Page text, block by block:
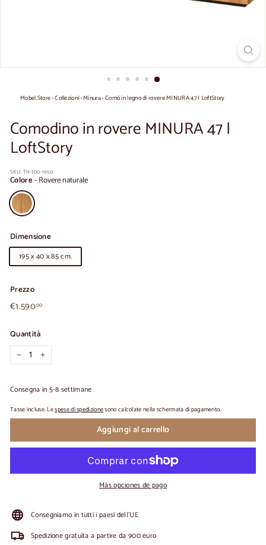
Mobel.Store›Collezioni›Minura›Comò in legno di rovere MINURA 47 | LoftStory
Comodino in rovere MINURA 47 |
LoftStory
SKU: TH-100-1950
Colore-Rovere naturale
Dimensione
195 x 40 x 85 cm.
Prezzo
Prezzo
normale
€1.59000€1.590,00
Quantità
+
Consegna in 5-8 settimane
Tasse incluse. Lespese di spedizionesono calcolate nella schermata di pagamento.
Aggiungi al carrello
Más opciones de pago
Consegniamo in tutti i paesi dell'UE
Spedizione gratuita a partire da 900 euro